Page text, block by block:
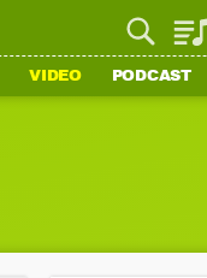
VIDEO PODCAST